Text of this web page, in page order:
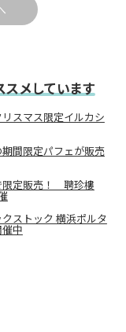
スメしています
スマス限定イルカシ
間限定パフェが販売
限定販売！ 聘珍樓
ストック 横浜ポルタ
中